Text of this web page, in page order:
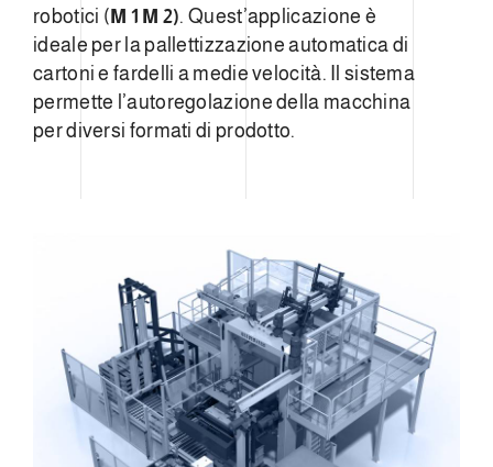
robotici (M 1 M 2). Quest’applicazione è
ideale per la pallettizzazione automatica di
cartoni e fardelli a medie velocità. Il sistema
permette l’autoregolazione della macchina
per diversi formati di prodotto.